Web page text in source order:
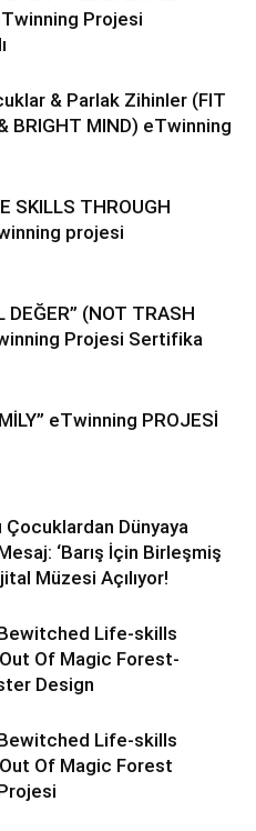
Projesi
& Parlak Zihinler (FIT
BRIGHT MIND) eTwinning
SKILLS THROUGH
projesi
DEĞER” (NOT TRASH
Projesi Sertifika
eTwinning PROJESİ
Çocuklardan Dünyaya
‘Barış İçin Birleşmiş
Müzesi Açılıyor!
Life-skills
Of Magic Forest-
Design
Life-skills
Of Magic Forest